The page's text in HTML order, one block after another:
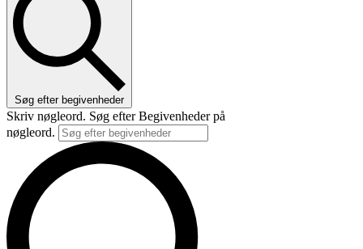
Søg efter begivenheder
Skriv nøgleord. Søg efter Begivenheder på
nøgleord.